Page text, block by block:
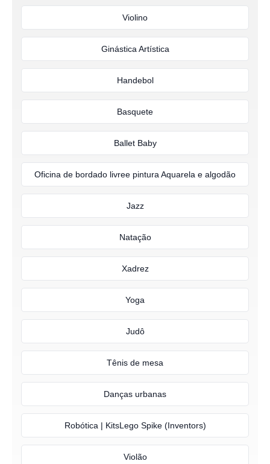
Violino
Ginástica Artística
Handebol
Basquete
Ballet Baby
Oficina de bordado livree pintura Aquarela e algodão
Jazz
Natação
Xadrez
Yoga
Judô
Tênis de mesa
Danças urbanas
Robótica | KitsLego Spike (Inventors)
Violão